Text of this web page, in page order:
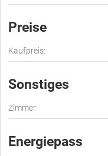
Preise
Kaufpreis:
Sonstiges
Zimmer:
Energiepass